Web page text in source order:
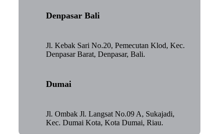
Denpasar Bali
Jl. Kebak Sari No.20, Pemecutan Klod, Kec.
Denpasar Barat, Denpasar, Bali.
Dumai
Jl. Ombak Jl. Langsat No.09 A, Sukajadi,
Kec. Dumai Kota, Kota Dumai, Riau.